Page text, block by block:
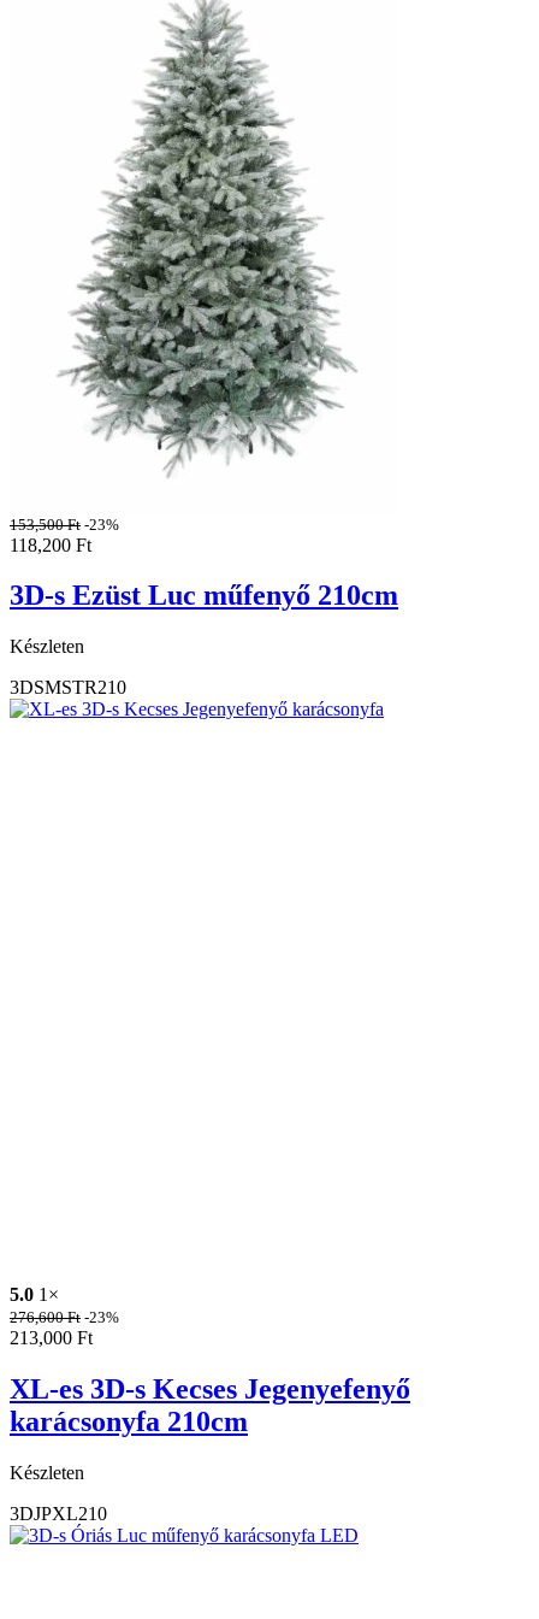
153,500Ft -23%
118,200 Ft
3D-s Ezüst Luc műfenyő 210cm
Készleten
3DSMSTR210
5.0 1×
276,600Ft -23%
213,000 Ft
XL-es 3D-s Kecses Jegenyefenyő
karácsonyfa 210cm
Készleten
3DJPXL210